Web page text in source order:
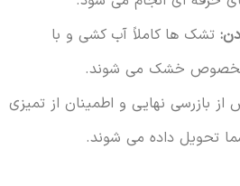
تشک ها کاملاً آب کشی و با
خشک می شوند.
بازرسی نهایی و اطمینان از تمیزی
تحویل داده می شوند.